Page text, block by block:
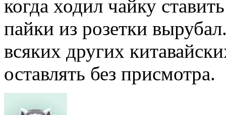
когда ходил чайку
пайки из розетки
всяких других
оставлять без присмотра.